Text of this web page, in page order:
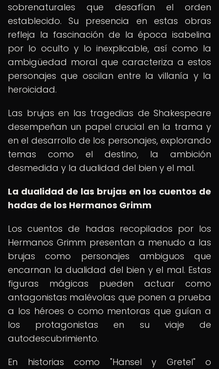
sobrenaturales que desafían el orden
establecido. Su presencia en estas obras
refleja la fascinación de la época isabelina
por lo oculto y lo inexplicable, así como la
ambigüedad moral que caracteriza a estos
personajes que oscilan entre la villanía y la
heroicidad.
Las brujas en las tragedias de Shakespeare
desempeñan un papel crucial en la trama y
en el desarrollo de los personajes, explorando
temas como el destino, la ambición
desmedida y la dualidad del bien y el mal.
La dualidad de las brujas en los cuentos de
hadas de los Hermanos Grimm
Los cuentos de hadas recopilados por los
Hermanos Grimm presentan a menudo a las
brujas como personajes ambiguos que
encarnan la dualidad del bien y el mal. Estas
figuras mágicas pueden actuar como
antagonistas malévolas que ponen a prueba
a los héroes o como mentoras que guían a
los protagonistas en su viaje de
autodescubrimiento.
En historias como "Hansel y Gretel" o